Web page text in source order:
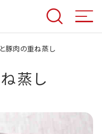
豚肉の重ね蒸し
蒸し